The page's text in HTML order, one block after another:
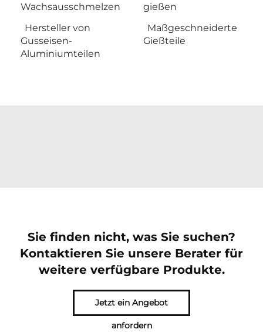
Wachsausschmelzen
gießen
Hersteller von
Gusseisen-
Aluminiumteilen
Maßgeschneiderte
Gießteile
Sie finden nicht, was Sie suchen?
Kontaktieren Sie unsere Berater für
weitere verfügbare Produkte.
Jetzt ein Angebot
anfordern